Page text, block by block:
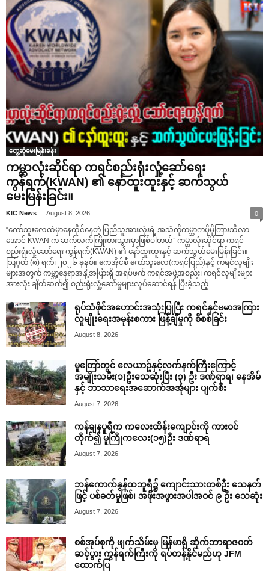
တွေ့ဆုံမေးမြန်းခန်း
ကမ္ဘာလုံးဆိုင်ရာ ကရင်စည်းရုံးလှုံ့ဆော်ရေး
ကွန်ရက်(KWAN) ၏ နော်ထူးထူးနှင့် ဆက်သွယ်
မေးမြန်းခြင်း။
KIC News - August 8, 2026 0
“ကော်သူးလေထဲမှာနေထိုင်နေတဲ့ ပြည်သူအားလုံးရဲ့ အသံကိုကမ္ဘာကပိုမိုကြားသိလာ
အောင် KWAN က ဆက်လက်ကြိုးစားသွားမှာဖြစ်ပါတယ်” ကမ္ဘာလုံးဆိုင်ရာ ကရင်
စည်းရုံးလှုံ့ဆော်ရေး ကွန်ရက်(KWAN) ၏ နော်ထူးထူးနှင့် ဆက်သွယ်မေးမြန်းခြင်း။
ဩဂုတ် (၈) ရက်၊ ၂၀၂၆ ခုနှစ်။ ကေအိုင်စီ ကော်သူးလေ(ကရင်ပြည်)နှင့် ကရင်လူမျိုး
များအတွက် ကမ္ဘာ့နေရာအနှံ့အပြားရှိ အရပ်ဖက် ကရင်အဖွဲ့အစည်း၊ ကရင်လူမျိုးများ
အားလုံး ချိတ်ဆက်၍ စည်းရုံးလှုံ့ဆော်မှုများလုပ်ဆောင်ရန် ပြီးခဲ့သည့်...
ရုပ်သံဖိုင်အဟောင်းအသုံးပြုပြီး ကရင်နှင့်ဗမာအကြား
လူမျိုးရေးအမုန်းစကား ဖြန့်ချိမှုကို စိစစ်ခြင်း
August 8, 2026
မူတြော်တွင် လေယာဥ်နှင့်လက်နက်ကြီးကြောင့်
အမျိုးသမီး(၁)ဦးသေဆုံးပြီး (၃) ဦး ဒဏ်ရာရ၊ နေအိမ်
နှင့် ဘာသာရေးအဆောက်အအုံများ ပျက်စီး
August 7, 2026
ကန်ချနပူရီက ကလေးထိန်းကျောင်းကို ကားဝင်
တိုက်၍ မူကြိုကလေး(၁၅)ဦး ဒဏ်ရာရ
August 7, 2026
ဘန်ကောက်နွန်ထဘူရီ၌ ကျောင်းသားတစ်ဦး သေနတ်
ဖြင့် ပစ်ခတ်မှုဖြစ်၊ အဖိုးအဖွားအပါအဝင် ၉ ဦး သေဆုံး
August 7, 2026
စစ်အုပ်စုကို ဖျက်သိမ်းမှ မြန်မာရှိ ဆိုက်ဘာရာဇဝတ်
ဆင့်ပွား ကွန်ရက်ကြီးကို ရပ်တန့်နိုင်မည်ဟု JFM
ထောက်ပြ